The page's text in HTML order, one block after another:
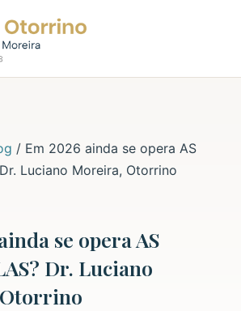
/ Em 2026 ainda se opera AS
Luciano Moreira, Otorrino
se opera AS
Dr. Luciano